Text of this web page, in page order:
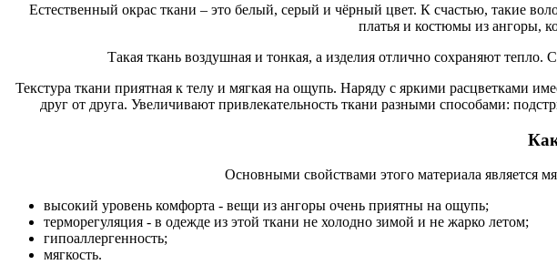
Естественный окрас ткани – это белый, серый и чёрный цвет. К счастью, такие
платья и костюмы из ангоры,
Такая ткань воздушная и тонкая, а изделия отлично сохраняют
Текстура ткани приятная к телу и мягкая на ощупь. Наряду с яркими расцветками
друг от друга. Увеличивают привлекательность ткани разными способами:
Основными свойствами этого материала является
высокий уровень комфорта - вещи из ангоры очень приятны на ощупь;
терморегуляция - в одежде из этой ткани не холодно зимой и не жарко летом;
гипоаллергенность;
мягкость.